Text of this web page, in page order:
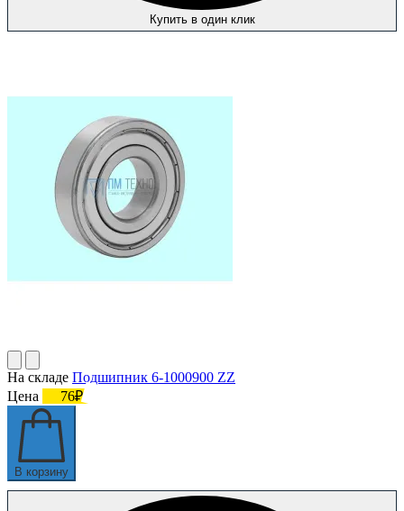
Купить в один клик
На складе Подшипник 6-1000900 ZZ
Цена
76₽
В корзину